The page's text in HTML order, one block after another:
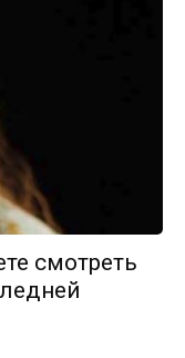
смотреть